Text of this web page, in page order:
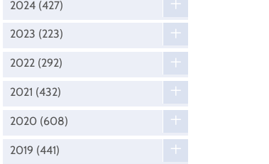
2024 (427)
2023 (223)
2022 (292)
2021 (432)
2020 (608)
2019 (441)